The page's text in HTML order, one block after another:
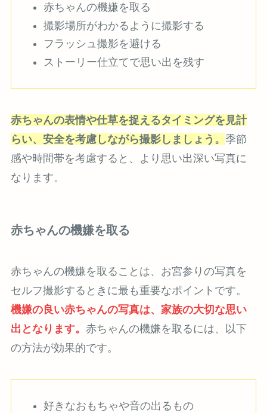
赤ちゃんの機嫌を取る
撮影場所がわかるように撮影する
フラッシュ撮影を避ける
ストーリー仕立てで思い出を残す
赤ちゃんの表情や仕草を捉えるタイミングを見計
らい、安全を考慮しながら撮影しましょう。 季節
感や時間帯を考慮すると、より思い出深い写真に
なります。
赤ちゃんの機嫌を取る
赤ちゃんの機嫌を取ることは、お宮参りの写真を
セルフ撮影するときに最も重要なポイントです。
機嫌の良い赤ちゃんの写真は、家族の大切な思い
出となります。 赤ちゃんの機嫌を取るには、以下
の方法が効果的です。
好きなおもちゃや音の出るもの